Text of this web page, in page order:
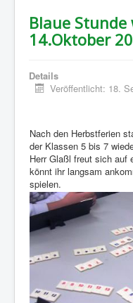
Kontakt
Blaue Stunde
14.Oktober
Details
Veröffentlicht: 18.
Nach den Herbstferien
der Klassen 5 bis 7
Herr Glaßl freut sich auf
könnt ihr langsam
spielen.